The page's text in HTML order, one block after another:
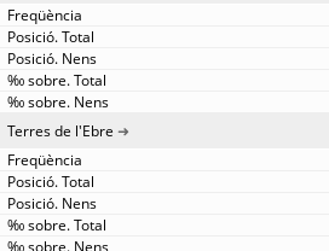
Terres de l'Ebre